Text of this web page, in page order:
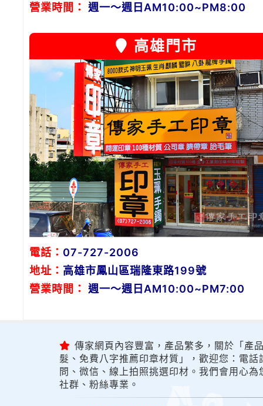
營業時間：
週一～週日AM10:00~PM8:00
高雄門市
電話： 07-727-2006
地址： 高雄市鳳山區瑞隆東路199號
營業時間：
週一～週日AM10:00~PM7:00
傳家網頁內容豐富，產品繁多，關於「產
髮、免費八字推薦印章材質」，歡迎您：電
問、微信、線上拍照挑選印材。我們會用心
社群、粉絲專業。